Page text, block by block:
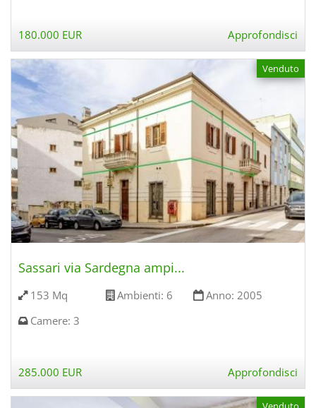
180.000 EUR Approfondisci
Venduto
Sassari via Sardegna ampi...
153 Mq Ambienti: 6 Anno: 2005
Camere: 3
285.000 EUR Approfondisci